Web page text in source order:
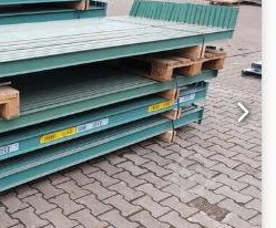
N Ijcjck Kafes: 2 kanca Geçiş
maksimum yük 1,600 kg,
02 x kullanılan kilitleme
kaplama Işın güvenliğini
karşı Bizim hizmet vasıl a
Yükleme, inşaat uyması
vardır Raf test Raf
göre yapılan Tüm raf
denetleme gereksinimleri
(deşarj)